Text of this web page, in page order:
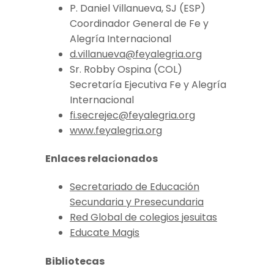
P. Daniel Villanueva, SJ (ESP)
Coordinador General de Fe y
Alegría Internacional
d.villanueva@feyalegria.org
Sr. Robby Ospina (COL)
Secretaría Ejecutiva Fe y Alegría
Internacional
fi.secrejec@feyalegria.org
www.feyalegria.org
Enlaces relacionados
Secretariado de Educación
Secundaria y Presecundaria
Red Global de colegios jesuitas
Educate Magis
Bibliotecas